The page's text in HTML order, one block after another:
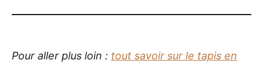
Pour aller plus loin : tout savoir sur le tapis en